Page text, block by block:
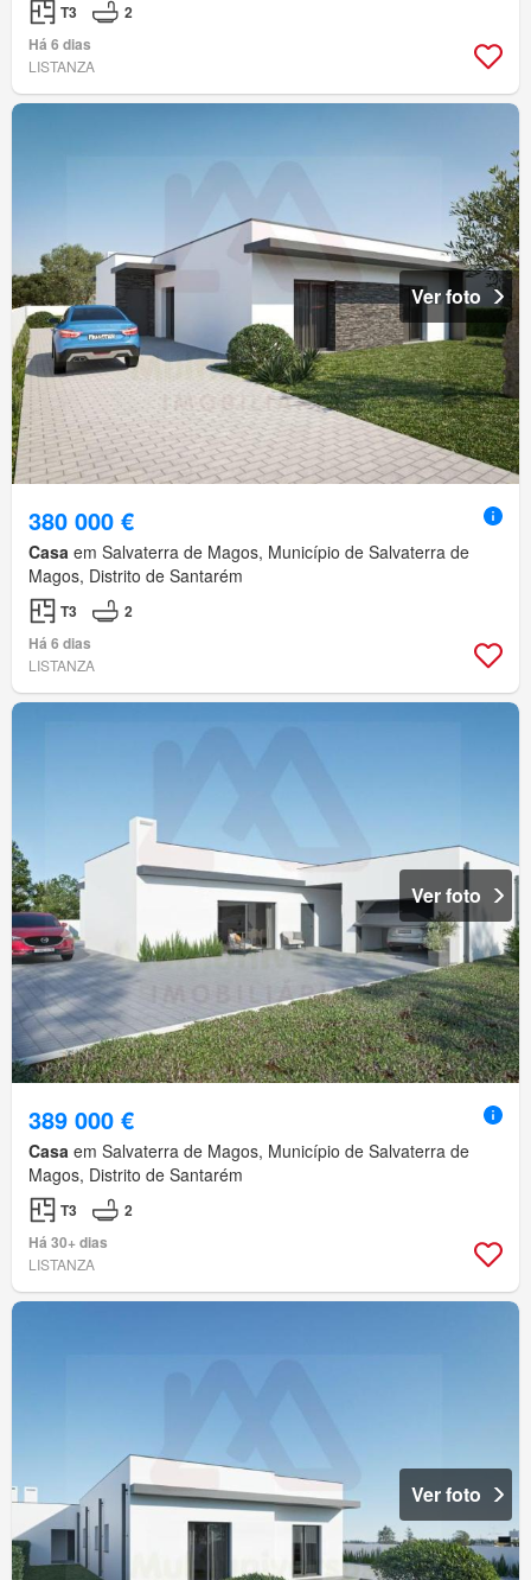
T3
2
Há 6 dias
LISTANZA
Ver foto
380 000 €
Casa em Salvaterra de Magos, Município de Salvaterra de
Magos, Distrito de Santarém
T3
2
Há 6 dias
LISTANZA
Ver foto
389 000 €
Casa em Salvaterra de Magos, Município de Salvaterra de
Magos, Distrito de Santarém
T3
2
Há 30+ dias
LISTANZA
Ver foto